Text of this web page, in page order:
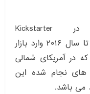
این دستگاه در یک کمپین در Kickstarter
crowdfundingطراحی شده است و تا سال ۲۰۱۶ وارد بازار
در آمریکای شمالی
های نجام شده این